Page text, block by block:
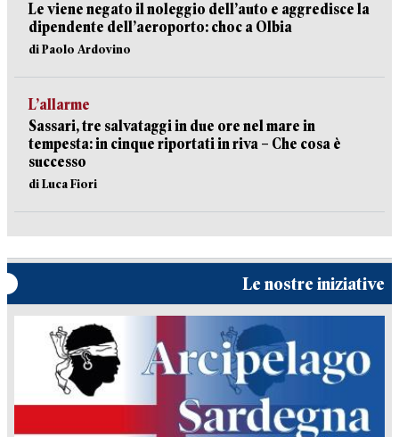
Le viene negato il noleggio dell’auto e aggredisce la
dipendente dell’aeroporto: choc a Olbia
di Paolo Ardovino
L’allarme
Sassari, tre salvataggi in due ore nel mare in
tempesta: in cinque riportati in riva – Che cosa è
successo
di Luca Fiori
Le nostre iniziative